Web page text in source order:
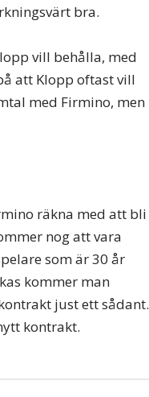
bra.
vill behålla, med
att Klopp oftast vill
med Firmino, men
räkna med att bli
nog att vara
som är 30 år
kommer man
just ett sådant.
kontrakt.